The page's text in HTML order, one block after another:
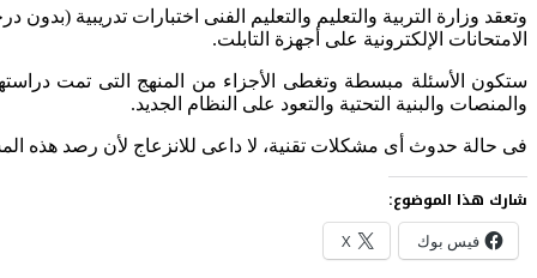
وتعقد وزارة التربية والتعليم والتعليم الفنى اختبارات تدريبية
الامتحانات الإلكترونية على أجهزة التابلت.
ستكون الأسئلة مبسطة وتغطى الأجزاء من المنهج التى تمت
والمنصات والبنية التحتية والتعود على النظام الجديد.
فى حالة حدوث أى مشكلات تقنية، لا داعى للانزعاج لأن رصد هذه
شارك هذا الموضوع:
فيس بوك X